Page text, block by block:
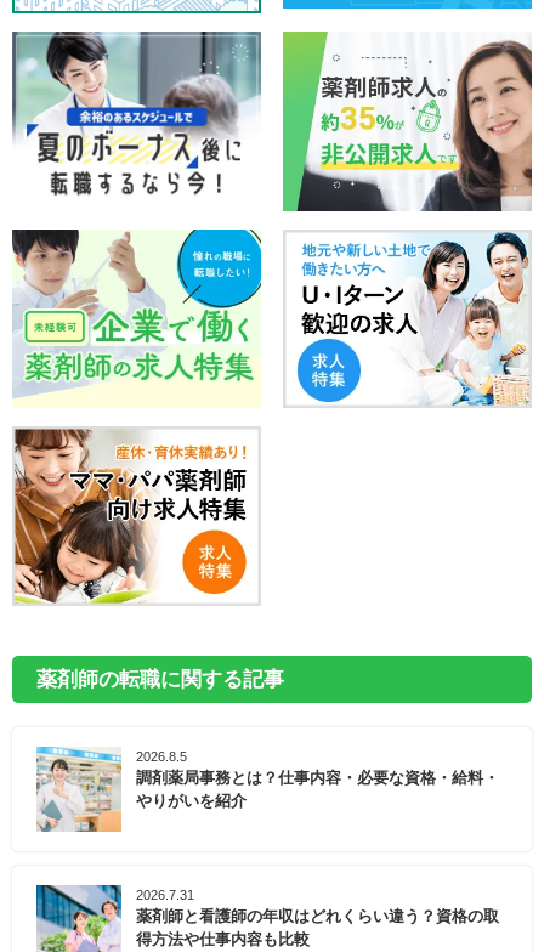
薬剤師の転職に関する記事
2026.8.5
調剤薬局事務とは？仕事内容・必要な資格・給料・
やりがいを紹介
2026.7.31
薬剤師と看護師の年収はどれくらい違う？資格の取
得方法や仕事内容も比較